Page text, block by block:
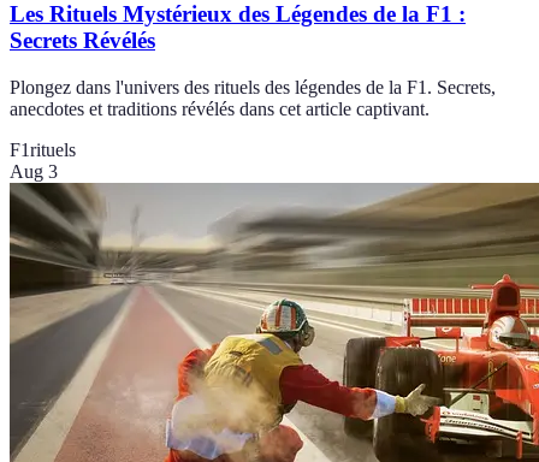
Les Rituels Mystérieux des Légendes de la F1 :
Secrets Révélés
Plongez dans l'univers des rituels des légendes de la F1. Secrets,
anecdotes et traditions révélés dans cet article captivant.
F1rituels
Aug 3